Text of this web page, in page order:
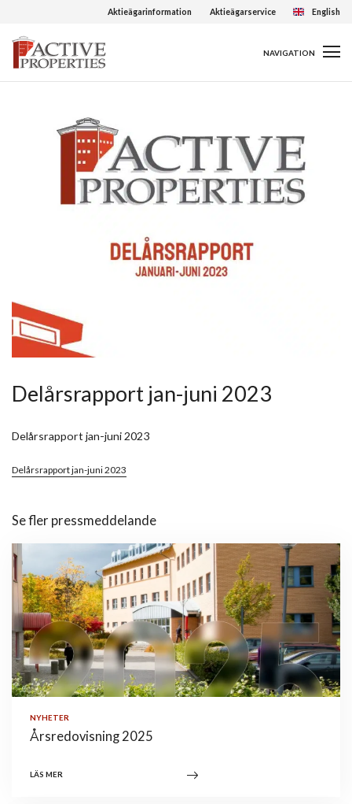
Aktieägarinformation Aktieägarservice English
NAVIGATION
Delårsrapport jan-juni 2023
Delårsrapport jan-juni 2023
Delårsrapport jan-juni 2023
Se fler pressmeddelande
NYHETER
Årsredovisning 2025
LÄS MER